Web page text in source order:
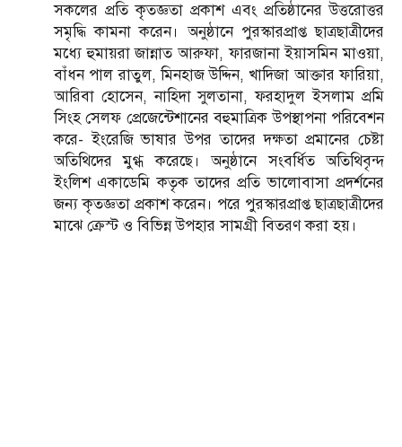
সকলের প্রতি কৃতজ্ঞতা প্রকাশ এবং প্রতিষ্ঠানের উত্তরোত্তর
সমৃদ্ধি কামনা করেন। অনুষ্ঠানে পুরস্কারপ্রাপ্ত ছাত্রছাত্রীদের
মধ্যে হুমায়রা জান্নাত আরুফা, ফারজানা ইয়াসমিন মাওয়া,
বাঁধন পাল রাতুল, মিনহাজ উদ্দিন, খাদিজা আক্তার ফারিয়া,
আরিবা হোসেন, নাহিদা সুলতানা, ফরহাদুল ইসলাম প্রমি
সিংহ সেলফ প্রেজেন্টেশানের বহুমাত্রিক উপস্থাপনা পরিবেশন
করে- ইংরেজি ভাষার উপর তাদের দক্ষতা প্রমানের চেষ্টা
অতিথিদের মুগ্ধ করেছে। অনুষ্ঠানে সংবর্ধিত অতিথিবৃন্দ
ইংলিশ একাডেমি কতৃক তাদের প্রতি ভালোবাসা প্রদর্শনের
জন্য কৃতজ্ঞতা প্রকাশ করেন। পরে পুরস্কারপ্রাপ্ত ছাত্রছাত্রীদের
মাঝে ক্রেস্ট ও বিভিন্ন উপহার সামগ্রী বিতরণ করা হয়।